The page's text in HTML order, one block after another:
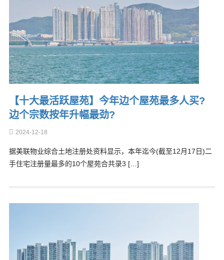
【十大最活跃屋苑】今年边个屋苑最多人买?
边个宗数按年升幅最劲?
2024-12-18
据美联物业综合土地注册处资料显示，本年迄今(截至12月17日)二
手住宅注册量最多的10个屋苑合共录3 […]